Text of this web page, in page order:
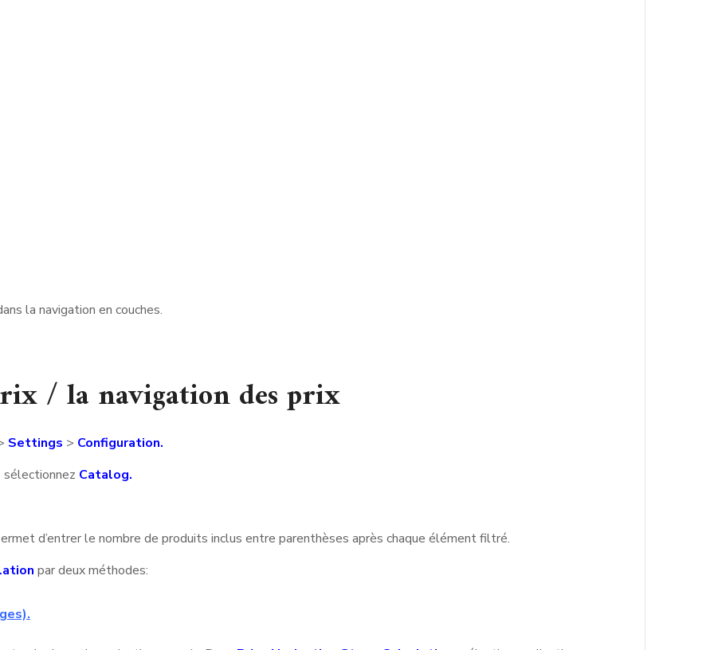
la navigation en couches.
/ la navigation des prix
Settings > Configuration.
sélectionnez Catalog.
d’entrer le nombre de produits inclus entre parenthèses après chaque élément filtré.
par deux méthodes: